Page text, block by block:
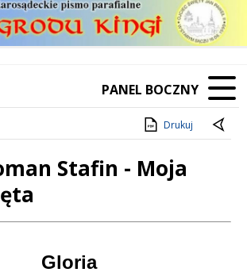
PANEL BOCZNY
Drukuj
Stafin - Moja
Gloria